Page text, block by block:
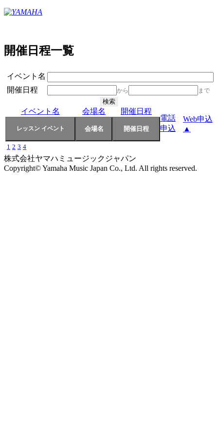
開催日程一覧
イベント名
開催日程
から まで
イベント名 会場名
開催日程
電話
申込
Web申込
▲
1 2 3 4
株式会社ヤマハミュージックジャパン
Copyright© Yamaha Music Japan Co., Ltd. All rights reserved.